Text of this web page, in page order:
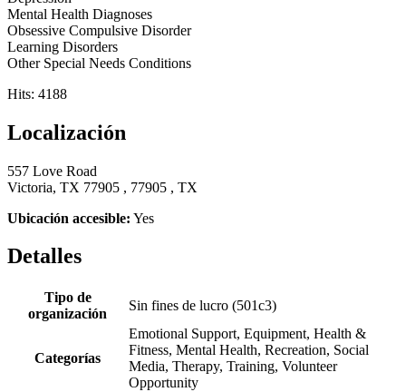
Mental Health Diagnoses
Obsessive Compulsive Disorder
Learning Disorders
Other Special Needs Conditions
Hits: 4188
Localización
557 Love Road
Victoria, TX 77905 , 77905 , TX
Ubicación accesible: Yes
Detalles
Tipo de
organización
Sin fines de lucro (501c3)
Categorías
Emotional Support, Equipment, Health &
Fitness, Mental Health, Recreation, Social
Media, Therapy, Training, Volunteer
Opportunity